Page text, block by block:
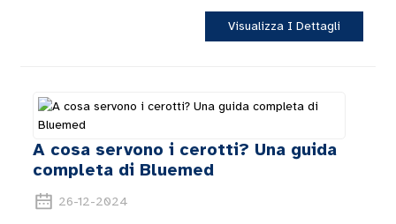
Visualizza I Dettagli
A cosa servono i cerotti? Una guida
completa di Bluemed
26-12-2024